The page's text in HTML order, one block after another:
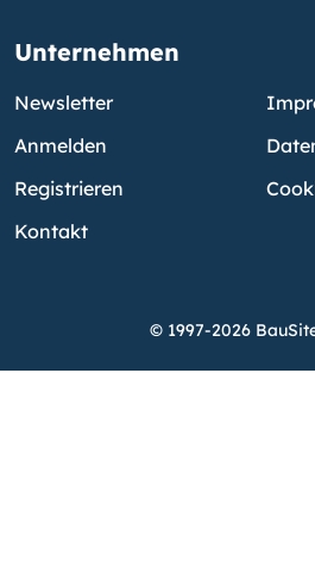
Unternehmen
Newsletter
Anmelden
Registrieren
Kontakt
© 1997-2026